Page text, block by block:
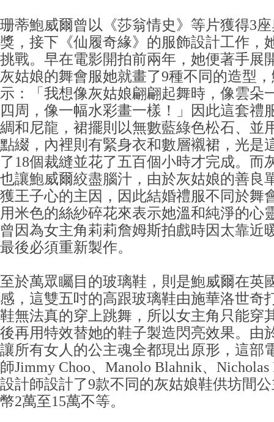
珊蒂鮑威爾曾以《莎翁情史》等片獲得3
獎，接下《仙履奇緣》的服飾設計工作，
挑戰。早在電影開拍前兩年，她便著手展
灰姑娘的舞會服她就畫了9種不同的造型
示：「我想像灰姑娘翩翩起舞時，像雲朵
四周，像一幅水彩畫一樣！」因此這套禮
綢和尼龍，裙擺則以無數藍綠色松石、並
點綴，內裡則有緊身衣和數層襯裙，光是
了18個裁縫並花了五百個小時才完成。而
也讓鮑威爾絞盡腦汁，由於灰姑娘的善良
獲王子心的主因，因此結婚禮服不同於舞
用米色的絲紗碎花來表示她溫和純淨的心
曾因為女主角莉莉詹姆斯拍戲時因太靠近
最後必須重新製作。
至於萬眾矚目的玻璃鞋，則是鮑威爾在英
感，這雙五吋的高跟玻璃鞋由施華洛世奇
鞋無法真的穿上跳舞，所以女主角只能穿
後再用特效替她的鞋子製造閃亮效果。由
讓所有女人的公主魂全都現出原形，這部
師Jimmy Choo、Manolo Blahnik、
設計師設計了9款不同的灰姑娘鞋供坊間
幣2萬至15萬不等。